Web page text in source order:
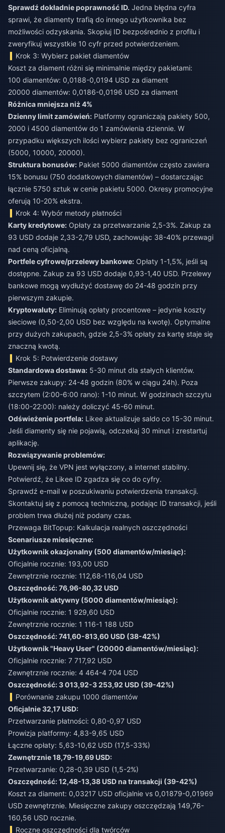
Sprawdź dokładnie poprawność ID. Jedna błędna cyfra
sprawi, że diamenty trafią do innego użytkownika bez
możliwości odzyskania. Skopiuj ID bezpośrednio z profilu i
zweryfikuj wszystkie 10 cyfr przed potwierdzeniem.
Krok 3: Wybierz pakiet diamentów
Koszt za diament różni się minimalnie między pakietami:
100 diamentów: 0,0188-0,0194 USD za diament
20000 diamentów: 0,0186-0,0196 USD za diament
Różnica mniejsza niż 4%
Dzienny limit zamówień: Platformy ograniczają pakiety 500,
2000 i 4500 diamentów do 1 zamówienia dziennie. W
przypadku większych ilości wybierz pakiety bez ograniczeń
(5000, 10000, 20000).
Struktura bonusów: Pakiet 5000 diamentów często zawiera
15% bonusu (750 dodatkowych diamentów) – dostarczając
łącznie 5750 sztuk w cenie pakietu 5000. Okresy promocyjne
oferują 10-20% ekstra.
Krok 4: Wybór metody płatności
Karty kredytowe: Opłaty za przetwarzanie 2,5-3%. Zakup za
93 USD dodaje 2,33-2,79 USD, zachowując 38-40% przewagi
nad ceną oficjalną.
Portfele cyfrowe/przelewy bankowe: Opłaty 1-1,5%, jeśli są
dostępne. Zakup za 93 USD dodaje 0,93-1,40 USD. Przelewy
bankowe mogą wydłużyć dostawę do 24-48 godzin przy
pierwszym zakupie.
Kryptowaluty: Eliminują opłaty procentowe – jedynie koszty
sieciowe (0,50-2,00 USD bez względu na kwotę). Optymalne
przy dużych zakupach, gdzie 2,5-3% opłaty za kartę staje się
znaczną kwotą.
Krok 5: Potwierdzenie dostawy
Standardowa dostawa: 5-30 minut dla stałych klientów.
Pierwsze zakupy: 24-48 godzin (80% w ciągu 24h). Poza
szczytem (2:00-6:00 rano): 1-10 minut. W godzinach szczytu
(18:00-22:00): należy doliczyć 45-60 minut.
Odświeżenie portfela: Likee aktualizuje saldo co 15-30 minut.
Jeśli diamenty się nie pojawią, odczekaj 30 minut i zrestartuj
aplikację.
Rozwiązywanie problemów:
Upewnij się, że VPN jest wyłączony, a internet stabilny.
Potwierdź, że Likee ID zgadza się co do cyfry.
Sprawdź e-mail w poszukiwaniu potwierdzenia transakcji.
Skontaktuj się z pomocą techniczną, podając ID transakcji, jeśli
problem trwa dłużej niż podany czas.
Przewaga BitTopup: Kalkulacja realnych oszczędności
Scenariusze miesięczne:
Użytkownik okazjonalny (500 diamentów/miesiąc):
Oficjalnie rocznie: 193,00 USD
Zewnętrznie rocznie: 112,68-116,04 USD
Oszczędność: 76,96-80,32 USD
Użytkownik aktywny (5000 diamentów/miesiąc):
Oficjalnie rocznie: 1 929,60 USD
Zewnętrznie rocznie: 1 116-1 188 USD
Oszczędność: 741,60-813,60 USD (38-42%)
Użytkownik "Heavy User" (20000 diamentów/miesiąc):
Oficjalnie rocznie: 7 717,92 USD
Zewnętrznie rocznie: 4 464-4 704 USD
Oszczędność: 3 013,92-3 253,92 USD (39-42%)
Porównanie zakupu 1000 diamentów
Oficjalnie 32,17 USD:
Przetwarzanie płatności: 0,80-0,97 USD
Prowizja platformy: 4,83-9,65 USD
Łączne opłaty: 5,63-10,62 USD (17,5-33%)
Zewnętrznie 18,79-19,69 USD:
Przetwarzanie: 0,28-0,39 USD (1,5-2%)
Oszczędność: 12,48-13,38 USD na transakcji (39-42%)
Koszt za diament: 0,03217 USD oficjalnie vs 0,01879-0,01969
USD zewnętrznie. Miesięczne zakupy oszczędzają 149,76-
160,56 USD rocznie.
Roczne oszczędności dla twórców